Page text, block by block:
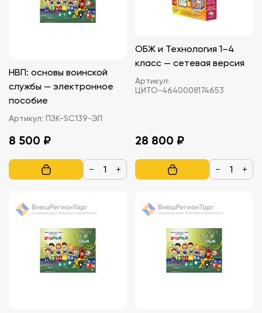
НВП: основы воинской
службы — электронное
пособие
Артикул: ПЗК-SC139-ЭЛ
8 500 ₽
− +
ОБЖ и Технология 1–4
класс — сетевая версия
Артикул:
ЦИТО-4640008174653
28 800 ₽
− +